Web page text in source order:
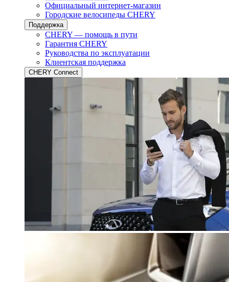
Официальный интернет-магазин
Городские велосипеды CHERY
Поддержка
CHERY — помощь в пути
Гарантия CHERY
Руководства по эксплуатации
Клиентская поддержка
CHERY Connect